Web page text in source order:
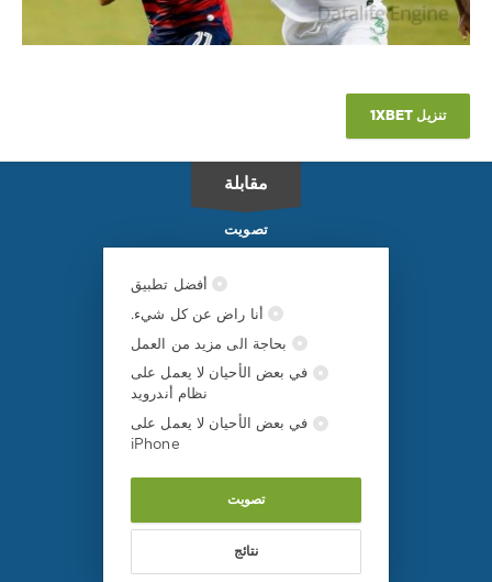
736
0
أوستين,
دالاستنزيل 1XBET
مقابلة
تصويت
أفضل تطبيق
أنا راض عن كل شيء.
بحاجة الى مزيد من العمل
في بعض الأحيان لا يعمل على
نظام أندرويد
في بعض الأحيان لا يعمل على
iPhone
تصويت
نتائج